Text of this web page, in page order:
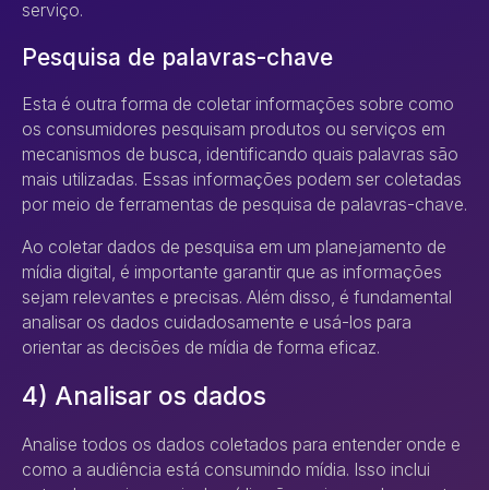
serviço.
Pesquisa de palavras-chave
Esta é outra forma de coletar informações sobre como
os consumidores pesquisam produtos ou serviços em
mecanismos de busca, identificando quais palavras são
mais utilizadas. Essas informações podem ser coletadas
por meio de ferramentas de pesquisa de palavras-chave.
Ao coletar dados de pesquisa em um planejamento de
mídia digital, é importante garantir que as informações
sejam relevantes e precisas. Além disso, é fundamental
analisar os dados cuidadosamente e usá-los para
orientar as decisões de mídia de forma eficaz.
4) Analisar os dados
Analise todos os dados coletados para entender onde e
como a audiência está consumindo mídia. Isso inclui